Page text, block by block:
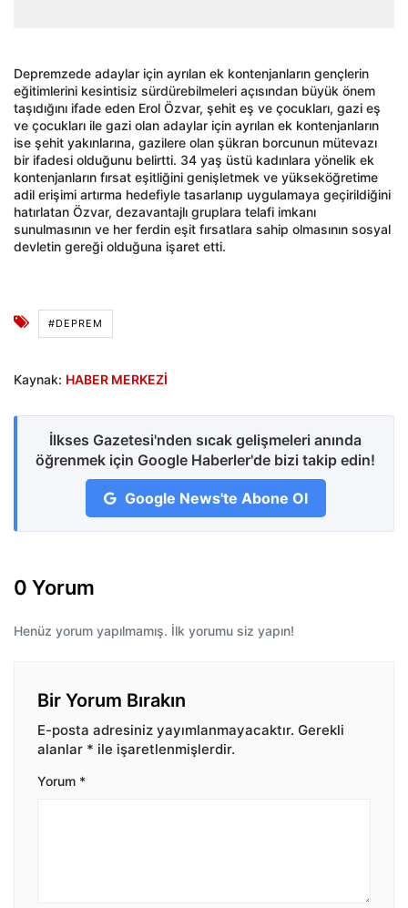
Depremzede adaylar için ayrılan ek kontenjanların gençlerin
eğitimlerini kesintisiz sürdürebilmeleri açısından büyük önem
taşıdığını ifade eden Erol Özvar, şehit eş ve çocukları, gazi eş
ve çocukları ile gazi olan adaylar için ayrılan ek kontenjanların
ise şehit yakınlarına, gazilere olan şükran borcunun mütevazı
bir ifadesi olduğunu belirtti. 34 yaş üstü kadınlara yönelik ek
kontenjanların fırsat eşitliğini genişletmek ve yükseköğretime
adil erişimi artırma hedefiyle tasarlanıp uygulamaya geçirildiğini
hatırlatan Özvar, dezavantajlı gruplara telafi imkanı
sunulmasının ve her ferdin eşit fırsatlara sahip olmasının sosyal
devletin gereği olduğuna işaret etti.
#DEPREM
Kaynak: HABER MERKEZİ
İlkses Gazetesi'nden sıcak gelişmeleri anında
öğrenmek için Google Haberler'de bizi takip edin!
Google News'te Abone Ol
0 Yorum
Henüz yorum yapılmamış. İlk yorumu siz yapın!
Bir Yorum Bırakın
E-posta adresiniz yayımlanmayacaktır. Gerekli
alanlar * ile işaretlenmişlerdir.
Yorum *